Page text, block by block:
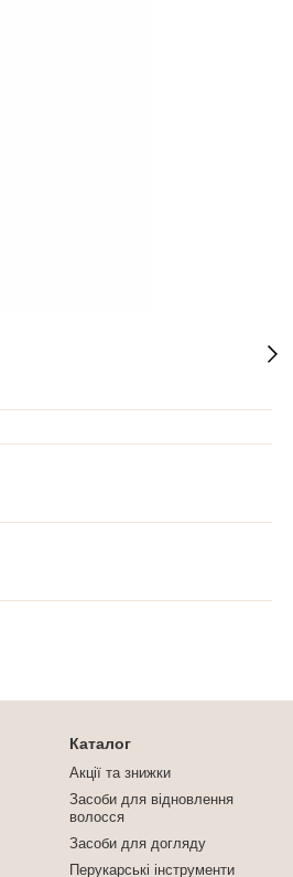
Каталог
Акції та знижки
Засоби для відновлення
волосся
Засоби для догляду
Перукарські інструменти